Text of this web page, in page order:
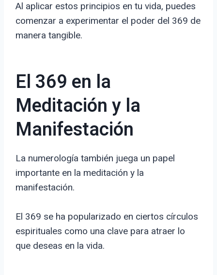
Al aplicar estos principios en tu vida, puedes
comenzar a experimentar el poder del 369 de
manera tangible.
El 369 en la
Meditación y la
Manifestación
La numerología también juega un papel
importante en la meditación y la
manifestación.
El 369 se ha popularizado en ciertos círculos
espirituales como una clave para atraer lo
que deseas en la vida.